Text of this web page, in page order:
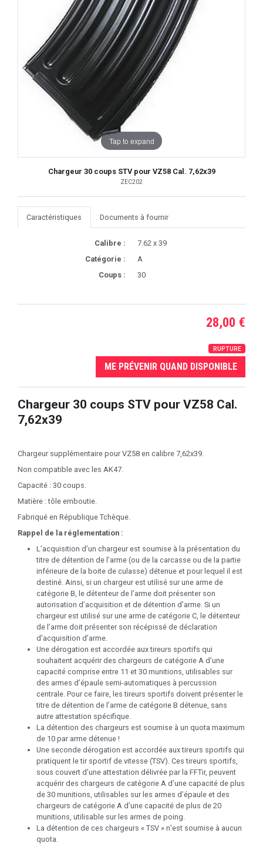
Tap to expand
Chargeur 30 coups STV pour VZ58 Cal. 7,62x39
ZEC202
Caractéristiques Documents à fournir
Calibre :
7.62 x 39
Catégorie :
A
Coups :
30
28,00 €
RUPTURE
ME PRÉVENIR QUAND DISPONIBLE
Chargeur 30 coups STV pour VZ58 Cal.
7,62x39
Chargeur supplémentaire pour VZ58 en calibre 7,62x39.
Non compatible avec les AK47.
Capacité : 30 coups.
Matière : tôle emboutie.
Fabriqué en République Tchèque.
Rappel de la réglementation :
L’acquisition d’un chargeur est soumise à la présentation du
titre de détention de l’arme (ou de la carcasse ou de la partie
inférieure de la boite de culasse) détenue et pour lequel il est
destiné. Ainsi, si un chargeur est utilisé sur une arme de
catégorie B, le détenteur de l’arme doit présenter son
autorisation d’acquisition et de détention d’arme. Si un
chargeur est utilisé sur une arme de catégorie C, le détenteur
de l’arme doit présenter son récépissé de déclaration
d’acquisition d’arme.
Une dérogation est accordée aux tireurs sportifs qui
souhaitent acquérir des chargeurs de catégorie A d’une
capacité comprise entre 11 et 30 munitions, utilisables sur
des armes d’épaule semi-automatiques à percussion
centrale. Pour ce faire, les tireurs sportifs doivent présenter le
titre de détention de l’arme de catégorie B détenue, sans
autre attestation spécifique.
La détention des chargeurs est soumise à un quota maximum
de 10 par arme détenue !
Une seconde dérogation est accordée aux tireurs sportifs qui
pratiquent le tir sportif de vitesse (TSV). Ces tireurs sportifs,
sous couvert d’une attestation délivrée par la FFTir, peuvent
acquérir des chargeurs de catégorie A d’une capacité de plus
de 30 munitions, utilisables sur les armes d’épaule et des
chargeurs de catégorie A d’une capacité de plus de 20
munitions, utilisable sur les armes de poing.
La détention de ces chargeurs « TSV » n’est soumise à aucun
quota.